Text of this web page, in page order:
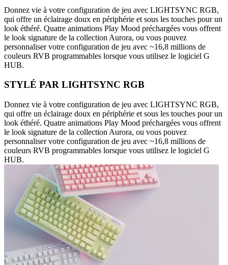
Donnez vie à votre configuration de jeu avec LIGHTSYNC RGB,
qui offre un éclairage doux en périphérie et sous les touches pour un
look éthéré. Quatre animations Play Mood préchargées vous offrent
le look signature de la collection Aurora, ou vous pouvez
personnaliser votre configuration de jeu avec ~16,8 millions de
couleurs RVB programmables lorsque vous utilisez le logiciel G
HUB.
STYLÉ PAR LIGHTSYNC RGB
Donnez vie à votre configuration de jeu avec LIGHTSYNC RGB,
qui offre un éclairage doux en périphérie et sous les touches pour un
look éthéré. Quatre animations Play Mood préchargées vous offrent
le look signature de la collection Aurora, ou vous pouvez
personnaliser votre configuration de jeu avec ~16,8 millions de
couleurs RVB programmables lorsque vous utilisez le logiciel G
HUB.